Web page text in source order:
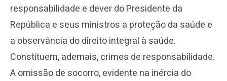
responsabilidade e dever do Presidente da
República e seus ministros a proteção da saúde e
a observância do direito integral à saúde.
Constituem, ademais, crimes de responsabilidade.
A omissão de socorro, evidente na inércia do